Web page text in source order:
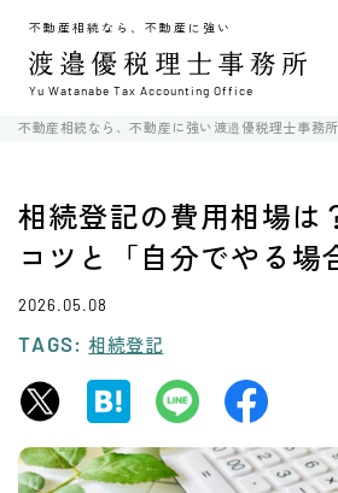
不動産相続なら、不動産に強い
Yu Watanabe Tax Accounting Office
不動産相続なら、不動産に強い渡邉優税理士事務所
相続登記の費用相場は
コツと「自分でやる場
2026.05.08
TAGS: 相続登記